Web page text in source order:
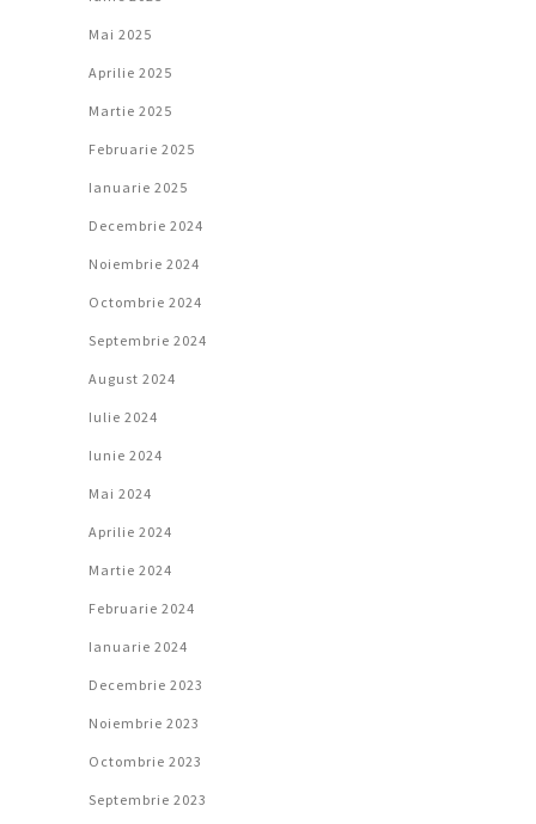
Mai 2025
Aprilie 2025
Martie 2025
Februarie 2025
Ianuarie 2025
Decembrie 2024
Noiembrie 2024
Octombrie 2024
Septembrie 2024
August 2024
Iulie 2024
Iunie 2024
Mai 2024
Aprilie 2024
Martie 2024
Februarie 2024
Ianuarie 2024
Decembrie 2023
Noiembrie 2023
Octombrie 2023
Septembrie 2023